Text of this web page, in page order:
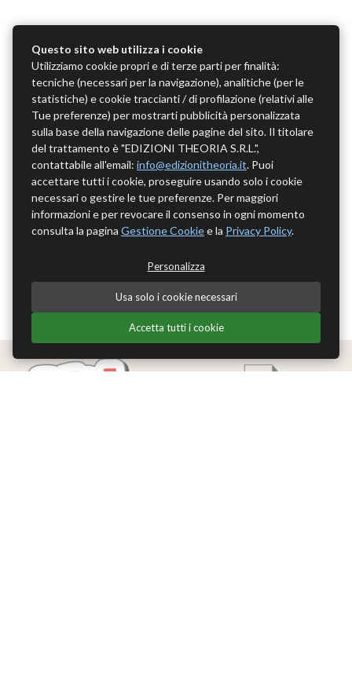
Questo sito web utilizza i cookie
Utilizziamo cookie propri e di terze parti per finalità:
tecniche (necessari per la navigazione), analitiche (per le
statistiche) e cookie traccianti / di profilazione (relativi alle
Tue preferenze) per mostrarti pubblicità personalizzata
sulla base della navigazione delle pagine del sito. Il titolare
del trattamento è "EDIZIONI THEORIA S.R.L.",
contattabile all'email: info@edizionitheoria.it. Puoi
accettare tutti i cookie, proseguire usando solo i cookie
necessari o gestire le tue preferenze. Per maggiori
informazioni e per revocare il consenso in ogni momento
consulta la pagina Gestione Cookiee la Privacy Policy.
Personalizza
Usa solo i cookie necessari
Accetta tutti i cookie